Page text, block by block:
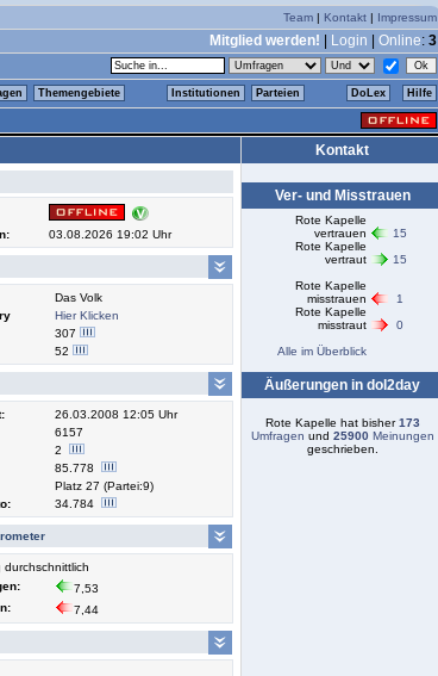
Team | Kontakt | Impressum
Mitglied werden! Login Online: 3
Themengebiete Institutionen Parteien DoLex Hilfe
03.08.2026 19:02 Uhr
Das Volk
Hier Klicken
307
52
26.03.2008 12:05 Uhr
6157
2
85.778
Platz 27 (Partei:9)
34.784
durchschnittlich
7,53
7,44
Kontakt
Ver- und Misstrauen
Rote Kapelle
vertrauen
15
Rote Kapelle
vertraut
15
Rote Kapelle
misstrauen
1
Rote Kapelle
misstraut
0
Alle im Überblick
Äußerungen in dol2day
Rote Kapelle hat bisher173
Umfragen und 25900Meinungen
geschrieben.